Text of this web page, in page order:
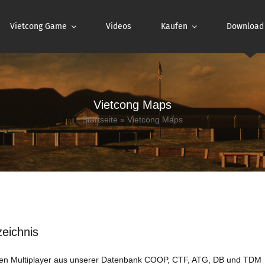
Vietcong Game Videos Kaufen Download
Vietcong Maps
Startseite » Vietcong Maps
Multiplayer aus unserer Datenbank COOP, CTF, ATG, DB und TDM